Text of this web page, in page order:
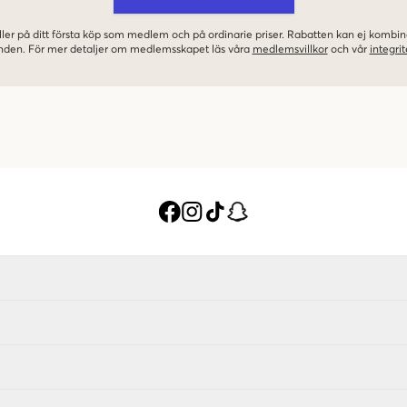
på ditt första köp som medlem och på ordinarie priser. Rabatten kan ej
För mer detaljer om medlemsskapet läs våra medlemsvillkor och vår